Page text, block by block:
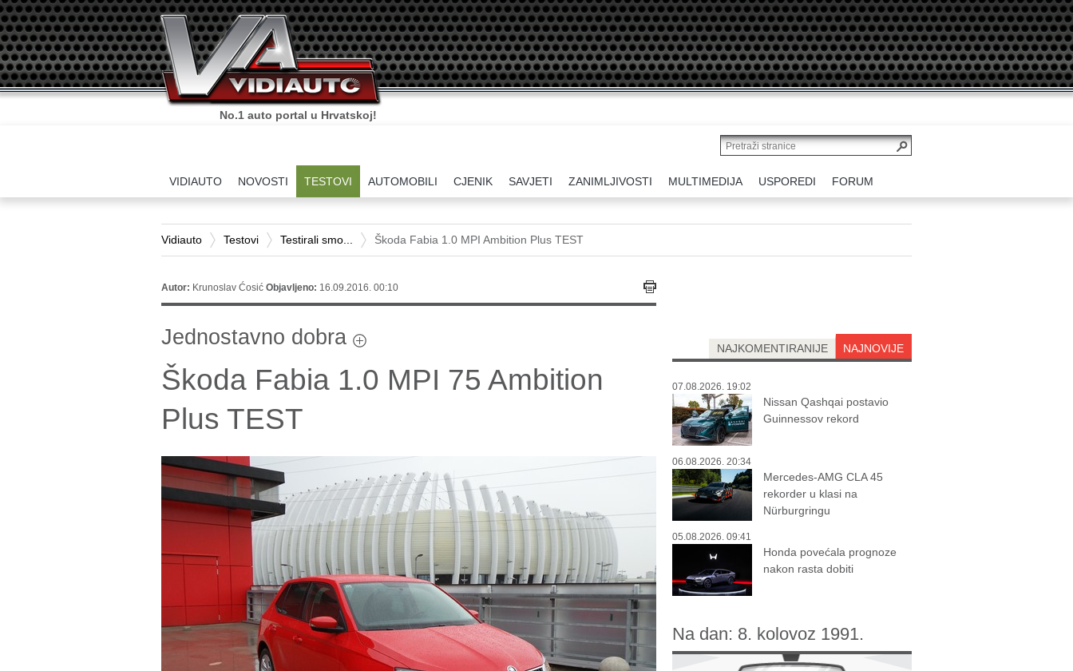
No.1 auto portal u Hrvatskoj!
VIDIAUTO NOVOSTI TESTOVI AUTOMOBILI CJENIK SAVJETI ZANIMLJIVOSTI MULTIMEDIJA USPOREDI FORUM
Vidiauto Testovi Testirali smo... Škoda Fabia 1.0 MPI Ambition Plus TEST
Autor: Krunoslav Ćosić Objavljeno: 16.09.2016. 00:10
Jednostavno dobra
Škoda Fabia 1.0 MPI 75 Ambition
Plus TEST
NAJNOVIJE
NAJKOMENTIRANIJE
07.08.2026. 19:02
Nissan Qashqai postavio
Guinnessov rekord
06.08.2026. 20:34
Mercedes-AMG CLA 45
rekorder u klasi na
Nürburgringu
05.08.2026. 09:41
Honda povećala prognoze
nakon rasta dobiti
Na dan: 8. kolovoz 1991.